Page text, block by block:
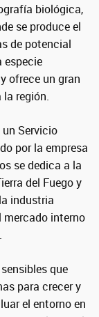
biológica,
se produce el
de potencial
especie
ofrece un gran
región.
Servicio
por la empresa
se dedica a la
del Fuego y
industria
interno
que
para crecer y
el entorno en